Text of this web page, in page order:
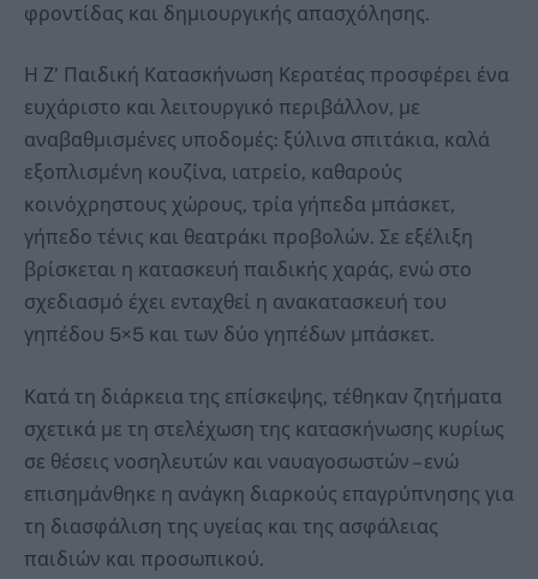
φροντίδας και δημιουργικής απασχόλησης.
Η Ζ’ Παιδική Κατασκήνωση Κερατέας προσφέρει ένα
ευχάριστο και λειτουργικό περιβάλλον, με
αναβαθμισμένες υποδομές: ξύλινα σπιτάκια, καλά
εξοπλισμένη κουζίνα, ιατρείο, καθαρούς
κοινόχρηστους χώρους, τρία γήπεδα μπάσκετ,
γήπεδο τένις και θεατράκι προβολών. Σε εξέλιξη
βρίσκεται η κατασκευή παιδικής χαράς, ενώ στο
σχεδιασμό έχει ενταχθεί η ανακατασκευή του
γηπέδου 5×5 και των δύο γηπέδων μπάσκετ.
Κατά τη διάρκεια της επίσκεψης, τέθηκαν ζητήματα
σχετικά με τη στελέχωση της κατασκήνωσης κυρίως
σε θέσεις νοσηλευτών και ναυαγοσωστών – ενώ
επισημάνθηκε η ανάγκη διαρκούς επαγρύπνησης για
τη διασφάλιση της υγείας και της ασφάλειας
παιδιών και προσωπικού.